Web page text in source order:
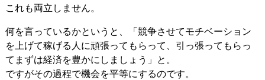
これも両立しません。
何を言っているかというと、「競争させてモチベーション
を上げて稼げる人に頑張ってもらって、引っ張ってもらっ
てまずは経済を豊かにしましょう」と。
ですがその過程で機会を平等にするのです。